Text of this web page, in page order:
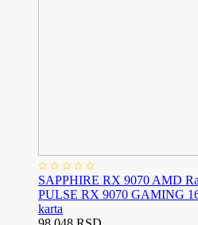
SAPPHIRE RX 9070 AMD
PULSE RX 9070 GAMING
karta